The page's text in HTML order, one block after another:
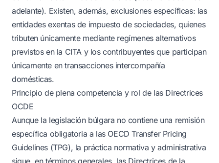
adelante). Existen, además, exclusiones específicas: las
entidades exentas de impuesto de sociedades, quienes
tributen únicamente mediante regímenes alternativos
previstos en la CITA y los contribuyentes que participan
únicamente en transacciones intercompañía
domésticas.
Principio de plena competencia y rol de las Directrices
OCDE
Aunque la legislación búlgara no contiene una remisión
específica obligatoria a las OECD Transfer Pricing
Guidelines (TPG), la práctica normativa y administrativa
sigue, en términos generales, las Directrices de la